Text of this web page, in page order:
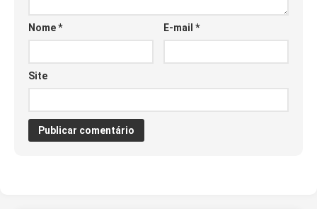
Nome* E-mail*
Site